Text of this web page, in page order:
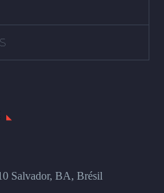
Salvador, BA, Brésil